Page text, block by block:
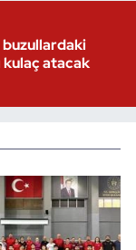
buzullardaki
kulaç atacak